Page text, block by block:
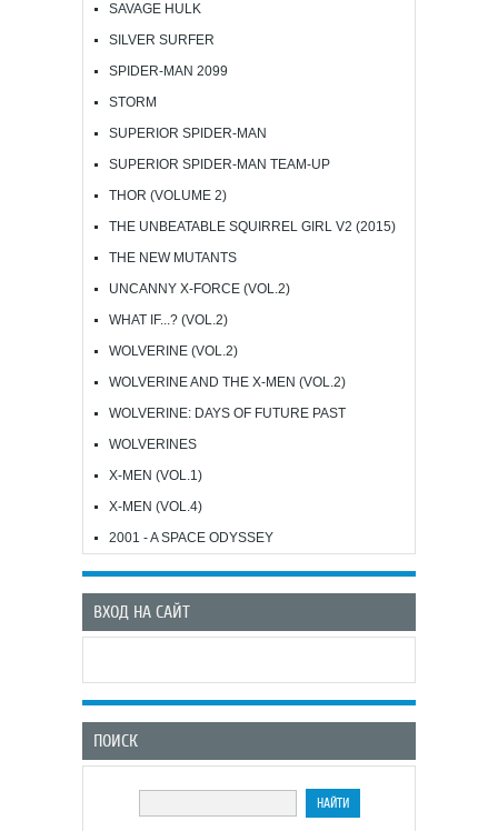
SAVAGE HULK
SILVER SURFER
SPIDER-MAN 2099
STORM
SUPERIOR SPIDER-MAN
SUPERIOR SPIDER-MAN TEAM-UP
THOR (VOLUME 2)
THE UNBEATABLE SQUIRREL GIRL V2 (2015)
THE NEW MUTANTS
UNCANNY X-FORCE (VOL.2)
WHAT IF...? (VOL.2)
WOLVERINE (VOL.2)
WOLVERINE AND THE X-MEN (VOL.2)
WOLVERINE: DAYS OF FUTURE PAST
WOLVERINES
X-MEN (VOL.1)
X-MEN (VOL.4)
2001 - A SPACE ODYSSEY
ВХОД НА САЙТ
ПОИСК